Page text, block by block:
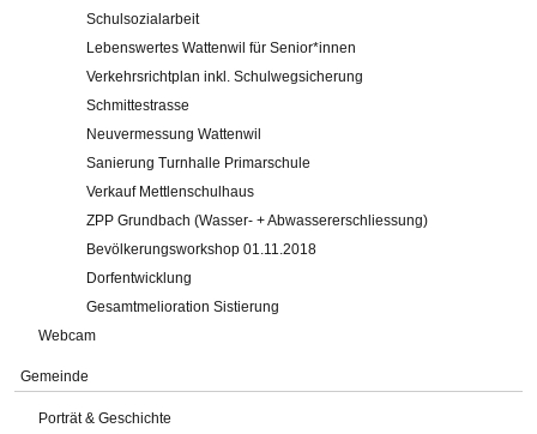
Impressum
Schulsozialarbeit
Lebenswertes Wattenwil für Senior*innen
Verkehrsrichtplan inkl. Schulwegsicherung
Schmittestrasse
Neuvermessung Wattenwil
Sanierung Turnhalle Primarschule
Verkauf Mettlenschulhaus
ZPP Grundbach (Wasser- + Abwassererschliessung)
Bevölkerungsworkshop 01.11.2018
Dorfentwicklung
Gesamtmelioration Sistierung
Webcam
Gemeinde
Porträt & Geschichte